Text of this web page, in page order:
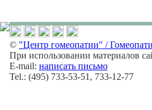
© "Центр гомеопатии" /
При использовании материалов
E-mail: написать письмо
Tel.: (495) 733-53-51, 733-12-77